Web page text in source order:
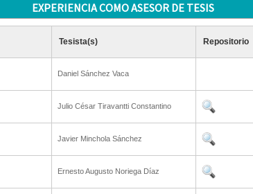
EXPERIENCIA COMO ASESOR DE TESIS
Tesista(s) Repositorio
Daniel Sánchez Vaca
Julio César Tiravantti Constantino
Javier Minchola Sánchez
Ernesto Augusto Noriega Díaz